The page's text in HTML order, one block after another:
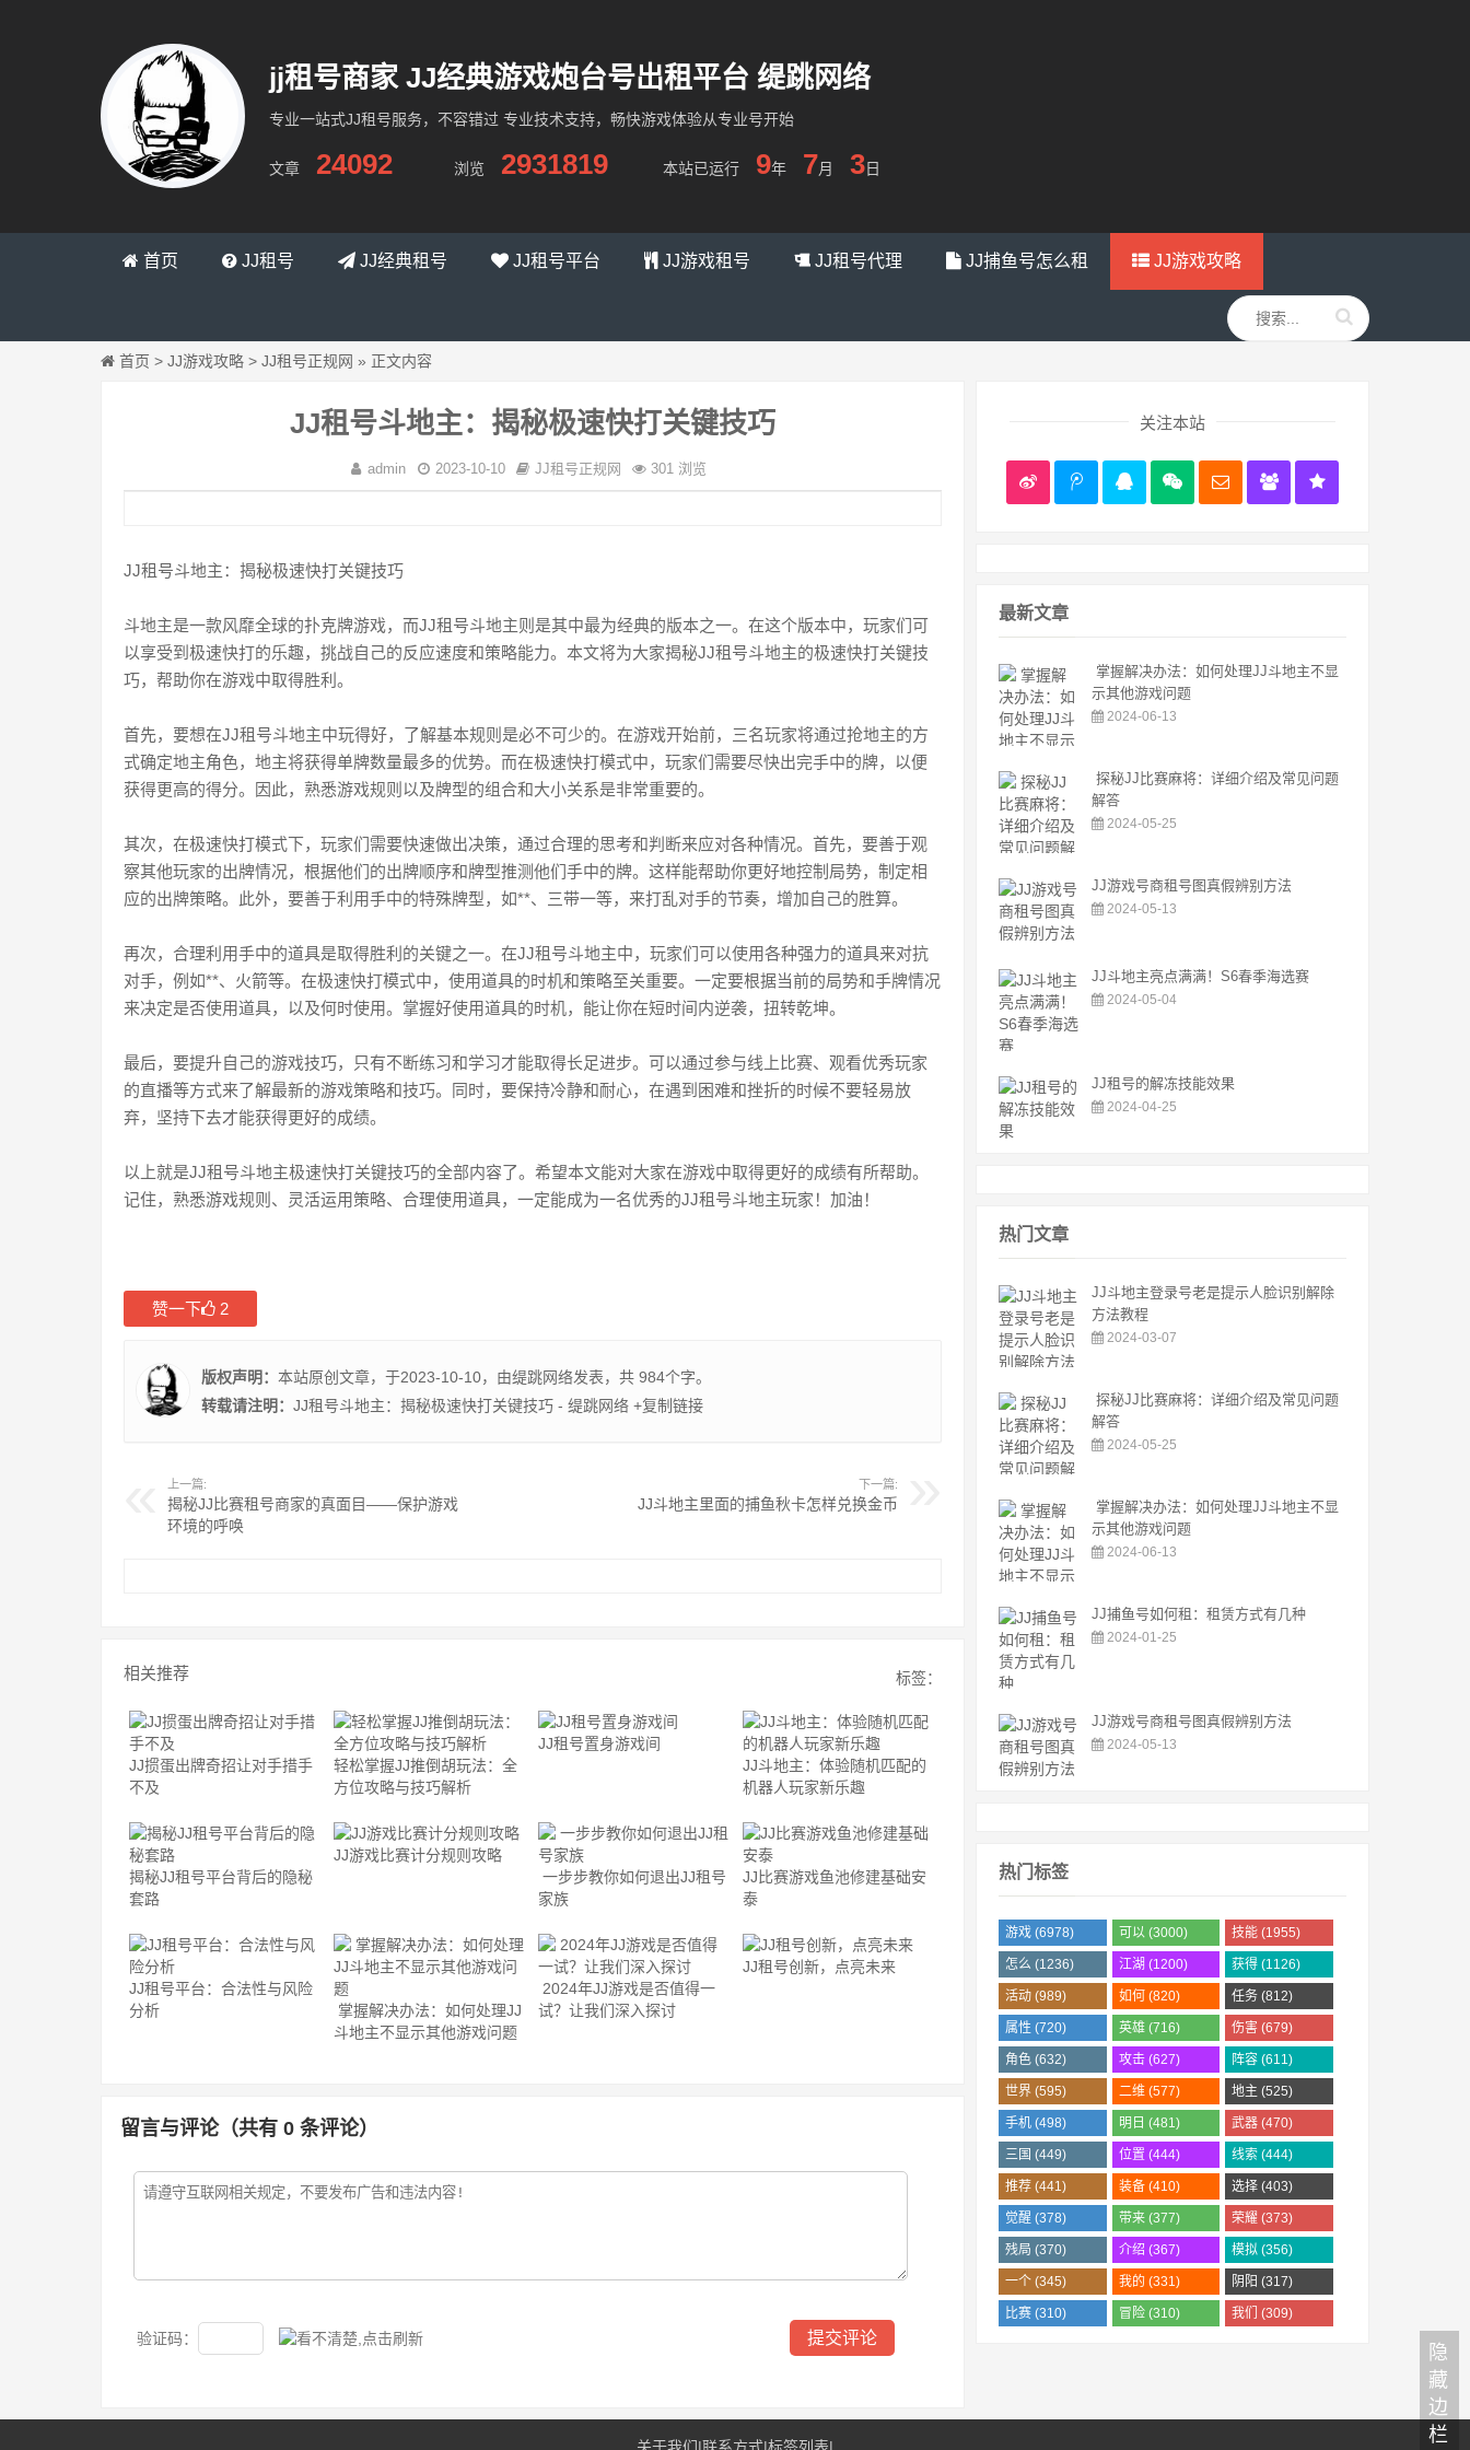
jj租号商家 JJ经典游戏炮台号出租平台 缇跳网络
专业一站式JJ租号服务，不容错过 专业技术支持，畅快游戏体验从专业号开始
文章 24092 浏览 2931819 本站已运行 9年 7月 3日
首页 JJ租号 JJ经典租号 JJ租号平台 JJ游戏租号 JJ租号代理 JJ捕鱼号怎么租 JJ游戏攻略
首页 > JJ游戏攻略 > JJ租号正规网 » 正文内容
JJ租号斗地主：揭秘极速快打关键技巧
admin 2023-10-10 JJ租号正规网 301 浏览
JJ租号斗地主：揭秘极速快打关键技巧
斗地主是一款风靡全球的扑克牌游戏，而JJ租号斗地主则是其中最为经典的版本之一。在这个版本中，玩家们可
以享受到极速快打的乐趣，挑战自己的反应速度和策略能力。本文将为大家揭秘JJ租号斗地主的极速快打关键技
巧，帮助你在游戏中取得胜利。
首先，要想在JJ租号斗地主中玩得好，了解基本规则是必不可少的。在游戏开始前，三名玩家将通过抢地主的方
式确定地主角色，地主将获得单牌数量最多的优势。而在极速快打模式中，玩家们需要尽快出完手中的牌，以便
获得更高的得分。因此，熟悉游戏规则以及牌型的组合和大小关系是非常重要的。
其次，在极速快打模式下，玩家们需要快速做出决策，通过合理的思考和判断来应对各种情况。首先，要善于观
察其他玩家的出牌情况，根据他们的出牌顺序和牌型推测他们手中的牌。这样能帮助你更好地控制局势，制定相
应的出牌策略。此外，要善于利用手中的特殊牌型，如**、三带一等，来打乱对手的节奏，增加自己的胜算。
再次，合理利用手中的道具是取得胜利的关键之一。在JJ租号斗地主中，玩家们可以使用各种强力的道具来对抗
对手，例如**、火箭等。在极速快打模式中，使用道具的时机和策略至关重要。一定要根据当前的局势和手牌情况
来决定是否使用道具，以及何时使用。掌握好使用道具的时机，能让你在短时间内逆袭，扭转乾坤。
最后，要提升自己的游戏技巧，只有不断练习和学习才能取得长足进步。可以通过参与线上比赛、观看优秀玩家
的直播等方式来了解最新的游戏策略和技巧。同时，要保持冷静和耐心，在遇到困难和挫折的时候不要轻易放
弃，坚持下去才能获得更好的成绩。
以上就是JJ租号斗地主极速快打关键技巧的全部内容了。希望本文能对大家在游戏中取得更好的成绩有所帮助。
记住，熟悉游戏规则、灵活运用策略、合理使用道具，一定能成为一名优秀的JJ租号斗地主玩家！加油！
赞一下 2
版权声明： 本站原创文章，于2023-10-10，由缇跳网络发表，共 984个字。
转载请注明： JJ租号斗地主：揭秘极速快打关键技巧 - 缇跳网络 +复制链接
上一篇:
揭秘JJ比赛租号商家的真面目——保护游戏
环境的呼唤
下一篇:
JJ斗地主里面的捕鱼秋卡怎样兑换金币
相关推荐 标签：
JJ掼蛋出牌奇招让对手措手
不及
轻松掌握JJ推倒胡玩法：全
方位攻略与技巧解析
JJ租号置身游戏间
JJ斗地主：体验随机匹配的
机器人玩家新乐趣
揭秘JJ租号平台背后的隐秘
套路
JJ游戏比赛计分规则攻略
一步步教你如何退出JJ租号
家族
JJ比赛游戏鱼池修建基础安
泰
JJ租号平台：合法性与风险
分析
掌握解决办法：如何处理JJ
斗地主不显示其他游戏问题
2024年JJ游戏是否值得一
试？让我们深入探讨
JJ租号创新，点亮未来
留言与评论（共有 0 条评论）
验证码：
关注本站
最新文章
掌握解决办法：如何处理JJ斗地主不显
示其他游戏问题
2024-06-13
探秘JJ比赛麻将：详细介绍及常见问题
解答
2024-05-25
JJ游戏号商租号图真假辨别方法
2024-05-13
JJ斗地主亮点满满！S6春季海选赛
2024-05-04
JJ租号的解冻技能效果
2024-04-25
热门文章
JJ斗地主登录号老是提示人脸识别解除
方法教程
2024-03-07
探秘JJ比赛麻将：详细介绍及常见问题
解答
2024-05-25
掌握解决办法：如何处理JJ斗地主不显
示其他游戏问题
2024-06-13
JJ捕鱼号如何租：租赁方式有几种
2024-01-25
JJ游戏号商租号图真假辨别方法
2024-05-13
热门标签
游戏 (6978) 可以(3000) 技能 (1955)
怎么 (1236) 江湖 (1200) 获得 (1126)
活动 (989) 如何 (820) 任务 (812)
属性 (720) 英雄(716) 伤害 (679)
角色 (632) 攻击(627) 阵容 (611)
世界 (595) 二维(577) 地主 (525)
手机 (498) 明日 (481) 武器 (470)
三国 (449) 位置 (444) 线索 (444)
推荐 (441) 装备(410) 选择 (403)
觉醒 (378) 带来(377) 荣耀 (373)
残局 (370) 介绍 (367) 模拟 (356)
一个 (345) 我的(331) 阴阳 (317)
比赛 (310) 冒险(310) 我们 (309)
隐
藏
边
栏